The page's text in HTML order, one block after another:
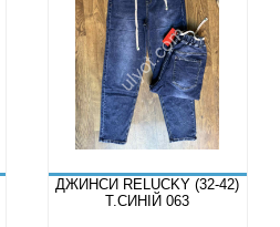
ДЖИНСИ RELUCKY (32-42)
Т.СИНІЙ 063